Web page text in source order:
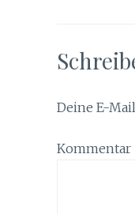
Deine E-
Kommentar